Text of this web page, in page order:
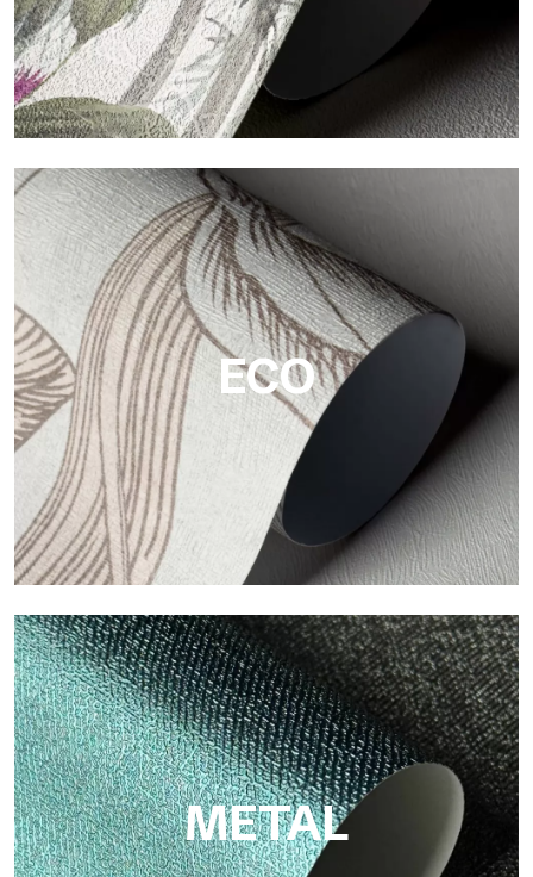
Vinilo
Los acabados vinílicos de los papeles pintados de
Tecnografica ofrecen superficies resistentes, texturizadas y
visualmente sofisticadas.
ECO
ECO
Eco de Tecnografica es el papel pintado ecológico de fibra de
celulosa: soporte sostenible, sin PVC, con colores claros y de
alta calidad.
METAL